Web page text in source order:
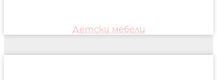
Детски мебели